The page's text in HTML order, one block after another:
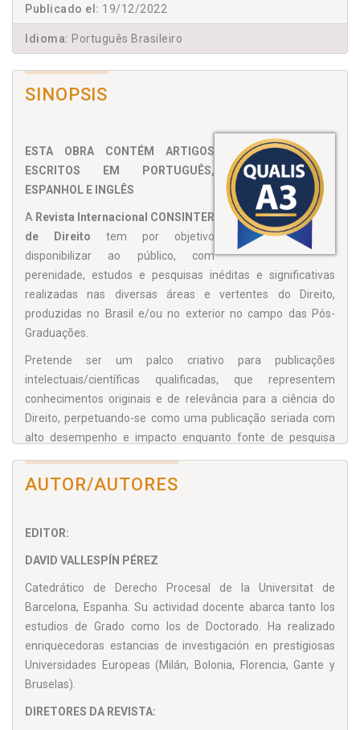
Publicado el: 19/12/2022
Idioma: Português Brasileiro
SINOPSIS
ESTA OBRA CONTÉM ARTIGOS
ESCRITOS EM PORTUGUÊS,
ESPANHOL E INGLÊS
A Revista Internacional CONSINTER
de Direito tem por objetivo
disponibilizar ao público, com
perenidade, estudos e pesquisas inéditas e significativas
realizadas nas diversas áreas e vertentes do Direito,
produzidas no Brasil e/ou no exterior no campo das Pós-
Graduações.
Pretende ser um palco criativo para publicações
intelectuais/científicas qualificadas, que representem
conhecimentos originais e de relevância para a ciência do
Direito, perpetuando-se como uma publicação seriada com
alto desempenho e impacto enquanto fonte de pesquisa
referencial.
AUTOR/AUTORES
EDITOR:
DAVID VALLESPÍN PÉREZ
Catedrático de Derecho Procesal de la Universitat de
Barcelona, Espanha. Su actividad docente abarca tanto los
estudios de Grado como los de Doctorado. Ha realizado
enriquecedoras estancias de investigación en prestigiosas
Universidades Europeas (Milán, Bolonia, Florencia, Gante y
Bruselas).
DIRETORES DA REVISTA: